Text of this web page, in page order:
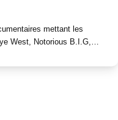
mettant les
West, Notorious B.I.G,…